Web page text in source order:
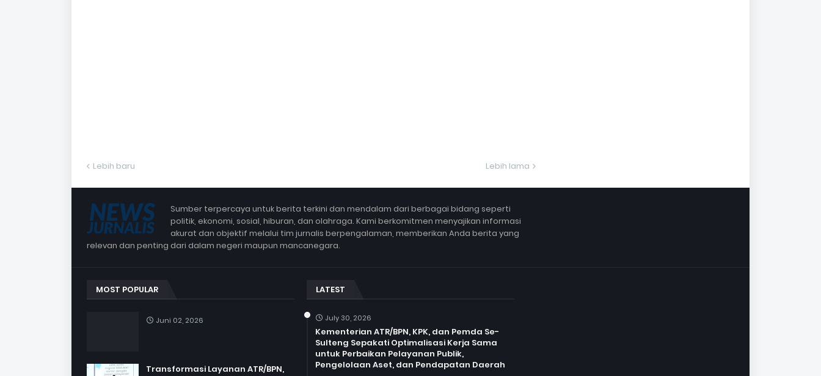
Lebih baru Lebih lama
Sumber terpercaya untuk berita terkini dan mendalam dari berbagai bidang seperti
politik, ekonomi, sosial, hiburan, dan olahraga. Kami berkomitmen menyajikan informasi
akurat dan objektif melalui tim jurnalis berpengalaman, memberikan Anda berita yang
relevan dan penting dari dalam negeri maupun mancanegara.
MOST POPULAR
Juni 02, 2026
Transformasi Layanan ATR/BPN,
LATEST
July 30, 2026
Kementerian ATR/BPN, KPK, dan Pemda Se-
Sulteng Sepakati Optimalisasi Kerja Sama
untuk Perbaikan Pelayanan Publik,
Pengelolaan Aset, dan Pendapatan Daerah